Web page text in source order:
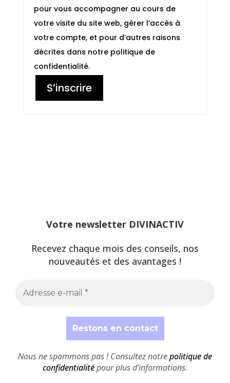
pour vous accompagner au cours de
votre visite du site web, gérer l’accès à
votre compte, et pour d’autres raisons
décrites dans notre politique de
confidentialité.
S’inscrire
Votre newsletter DIVINACTIV
Recevez chaque mois des conseils, nos
nouveautés et des avantages !
Nous ne spammons pas ! Consultez notrepolitique de
confidentialitépour plus d’informations.